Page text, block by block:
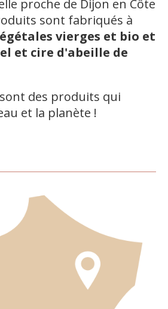
proche de Dijon en Côte
sont fabriqués à
vierges et bio et
et cire d'abeille de
des produits qui
et la planète !